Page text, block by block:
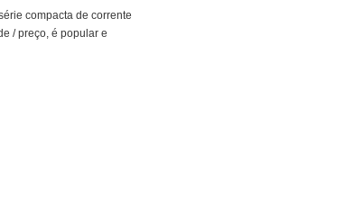
compacta de corrente
/ preço, é popular e